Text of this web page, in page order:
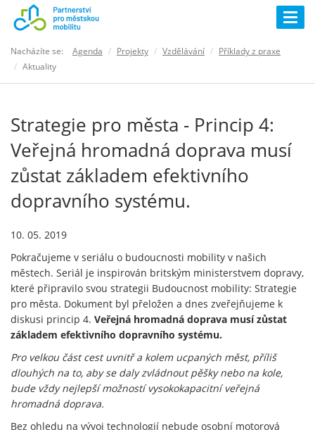
Nacházíte se: Agenda Projekty Vzdělávání
Příklady z praxe
Aktuality
Strategie pro města - Princip 4:
Veřejná hromadná doprava musí
zůstat základem efektivního
dopravního systému.
10. 05. 2019
Pokračujeme v seriálu o budoucnosti mobility v našich
městech. Seriál je inspirován britským ministerstvem dopravy,
které připravilo svou strategii Budoucnost mobility: Strategie
pro města. Dokument byl přeložen a dnes zveřejňujeme k
diskusi princip 4. Veřejná hromadná doprava musí zůstat
základem efektivního dopravního systému.
Pro velkou část cest uvnitř a kolem ucpaných měst, příliš
dlouhých na to, aby se daly zvládnout pěšky nebo na kole,
bude vždy nejlepší možností vysokokapacitní veřejná
hromadná doprava.
Bez ohledu na vývoj technologií nebude osobní motorová